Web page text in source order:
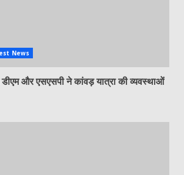
News
डीएम और एसएसपी ने कांवड़ यात्रा की व्यवस्थाओं